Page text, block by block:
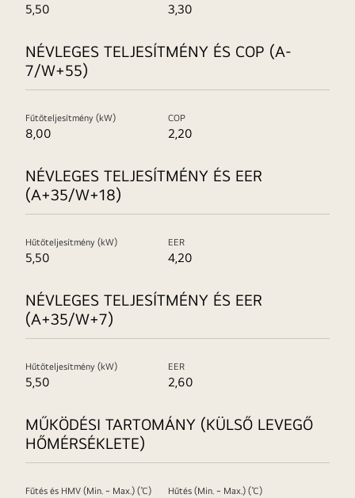
5,50 3,30
NÉVLEGES TELJESÍTMÉNY ÉS COP (A-
7/W+55)
Fűtőteljesítmény (kW)
8,00
COP
2,20
NÉVLEGES TELJESÍTMÉNY ÉS EER
(A+35/W+18)
Hűtőteljesítmény (kW)
5,50
EER
4,20
NÉVLEGES TELJESÍTMÉNY ÉS EER
(A+35/W+7)
Hűtőteljesítmény (kW)
5,50
EER
2,60
MŰKÖDÉSI TARTOMÁNY (KÜLSŐ LEVEGŐ
HŐMÉRSÉKLETE)
Fűtés és HMV (Min. ~ Max.) (℃) Hűtés (Min. ~ Max.) (℃)